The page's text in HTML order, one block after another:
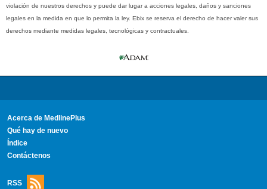
violación de nuestros derechos y puede dar lugar a acciones legales, daños y sanciones
legales en la medida en que lo permita la ley. Ebix se reserva el derecho de hacer valer sus
derechos mediante medidas legales, tecnológicas y contractuales.
Acerca de MedlinePlus
Qué hay de nuevo
Índice
Contáctenos
RSS